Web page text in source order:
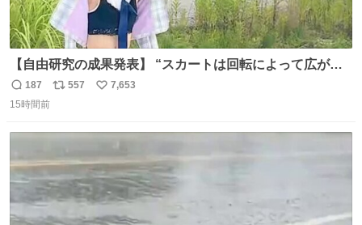
【自由研究の成果発表】 “スカートは回転によって広がる
が、岡澤恋によって270°までなら広がらずに回転が可能な
ことが証明された！”
返
信
187
リ
数
557
い
7,653
15時間前